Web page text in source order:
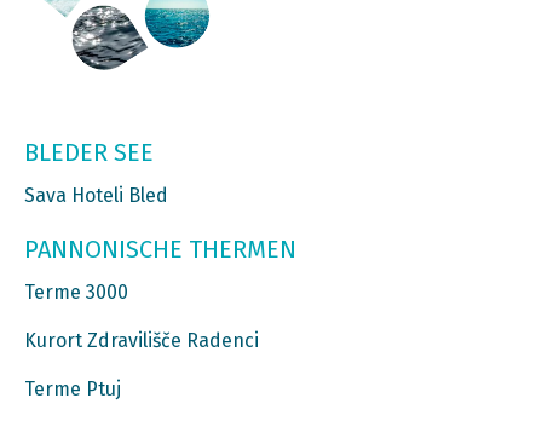
BLEDER SEE
Sava Hoteli Bled
PANNONISCHE THERMEN
Terme 3000
Kurort Zdravilišče Radenci
Terme Ptuj